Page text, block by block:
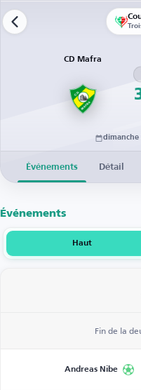
CD Mafra
dimanche
Événements Détail
Événements
Haut
Fin de la
Andreas Nibe